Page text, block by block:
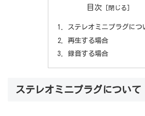
目次
ステレオミニプラグにつ
再生する場合
録音する場合
ステレオミニプラグについて